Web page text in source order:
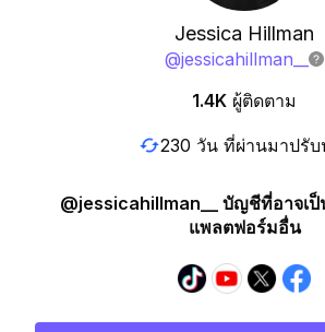
Jessica Hillman
@jessicahillman__
1.4K ผู้ติดตาม
230 วัน ที่ผ่านมาปรับ
@jessicahillman__ บัญชีที่อาจเ
แพลตฟอร์มอื่น